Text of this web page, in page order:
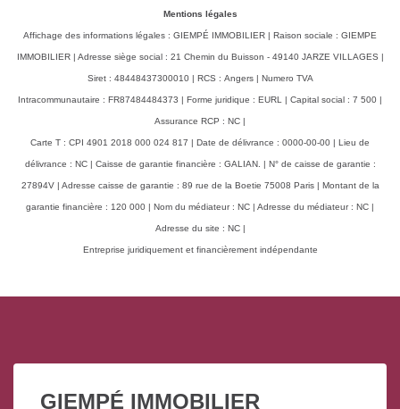
Mentions légales
Affichage des informations légales : GIEMPÉ IMMOBILIER | Raison sociale : GIEMPE
IMMOBILIER | Adresse siège social : 21 Chemin du Buisson - 49140 JARZE VILLAGES |
Siret : 48448437300010 | RCS : Angers | Numero TVA
Intracommunautaire : FR87484484373 | Forme juridique : EURL | Capital social : 7 500 |
Assurance RCP : NC |
Carte T : CPI 4901 2018 000 024 817 | Date de délivrance : 0000-00-00 | Lieu de
délivrance : NC | Caisse de garantie financière : GALIAN. | N° de caisse de garantie :
27894V | Adresse caisse de garantie : 89 rue de la Boetie 75008 Paris | Montant de la
garantie financière : 120 000 | Nom du médiateur : NC | Adresse du médiateur : NC |
Adresse du site : NC |
Entreprise juridiquement et financièrement indépendante
GIEMPÉ IMMOBILIER